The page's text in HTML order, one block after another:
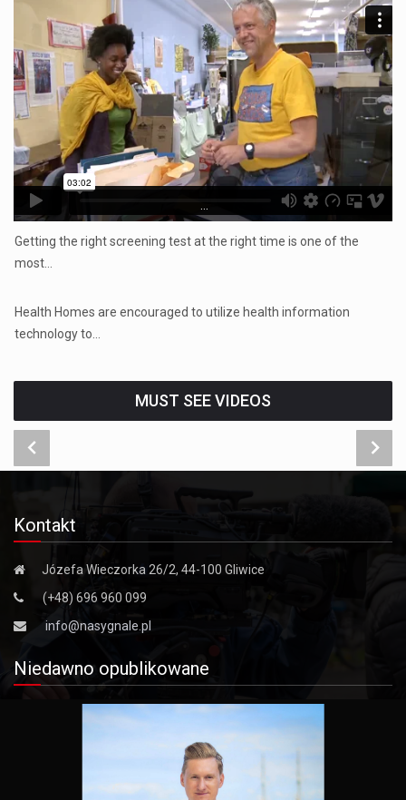
...
Getting the right screening test at the right time is one of the
most…
Health Homes are encouraged to utilize health information
technology to…
MUST SEE VIDEOS
Kontakt
Józefa Wieczorka 26/2, 44-100 Gliwice
(+48) 696 960 099
info@nasygnale.pl
Niedawno opublikowane